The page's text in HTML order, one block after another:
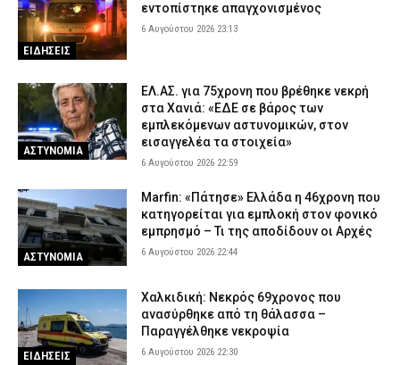
ΕΙΔΗΣΕΙΣ 6 Αυγούστου 2026 16:50
Meteo: Πότε αρχίζει η περίοδος των δασικών πυρκαγιών στην
Ελλάδα – Οι έξι πιο επικίνδυνες εβδομάδες του έτους
ΕΙΔΗΣΕΙΣ 6 Αυγούστου 2026 16:37
ΕΙΔΗΣΕΙΣ
εντοπίστηκε απαγχονισμένος
6 Αυγούστου 2026 23:13
ΑΣΤΥΝΟΜΙΑ
ΕΛ.ΑΣ. για 75χρονη που βρέθηκε νεκρή
στα Χανιά: «ΕΔΕ σε βάρος των
εμπλεκόμενων αστυνομικών, στον
εισαγγελέα τα στοιχεία»
6 Αυγούστου 2026 22:59
ΑΣΤΥΝΟΜΙΑ
Marfin: «Πάτησε» Ελλάδα η 46χρονη που
κατηγορείται για εμπλοκή στον φονικό
εμπρησμό – Τι της αποδίδουν οι Αρχές
6 Αυγούστου 2026 22:44
ΕΙΔΗΣΕΙΣ
Χαλκιδική: Νεκρός 69χρονος που
ανασύρθηκε από τη θάλασσα –
Παραγγέλθηκε νεκροψία
6 Αυγούστου 2026 22:30